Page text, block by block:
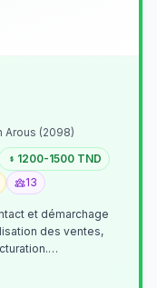
Arous (2098)
1200-1500 TND
13
et démarchage
des ventes,